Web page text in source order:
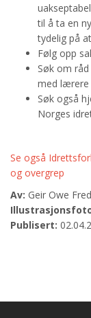
til å ta en
tydelig på
Følg opp
Søk om
med lærere
Søk også
Norges
Se også
og overgrep
Av: Geir Owe
Publisert: